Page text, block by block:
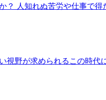
人知れぬ苦労や仕事で
野が求められるこの時